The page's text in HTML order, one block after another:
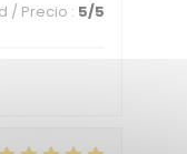
/ Precio : 5/5